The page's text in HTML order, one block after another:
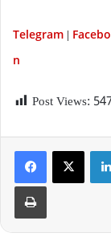
Telegram
n
Post Views: